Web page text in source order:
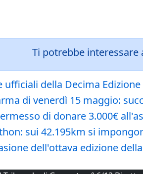
Ti potrebbe interessare
della Decima
di venerdì 15 maggio:
di donare 3.000€
sui 42.195km si
dell'ottava edizione